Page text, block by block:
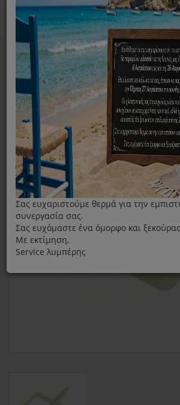
Ανταλλακτικά ηλεκτρικών συσκευών
Home
Συσκευές Μαγειρικής
Αναδευτήρας Παγωτομηχανής
Σας ευχαριστούμε θερμά για την
συνεργασία σας.
Σας ευχόμαστε ένα όμορφο και
Με εκτίμηση,
Service λυμπέρης